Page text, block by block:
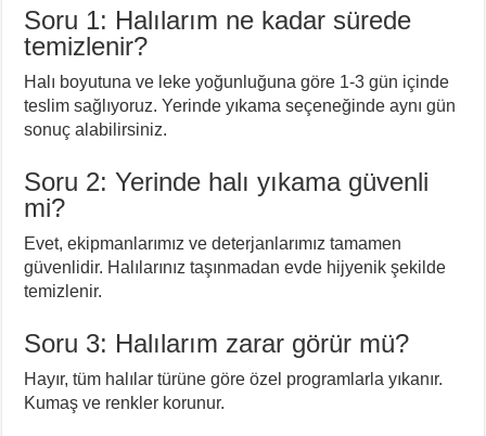
Soru 1: Halılarım ne kadar sürede
temizlenir?
Halı boyutuna ve leke yoğunluğuna göre 1-3 gün içinde
teslim sağlıyoruz. Yerinde yıkama seçeneğinde aynı gün
sonuç alabilirsiniz.
Soru 2: Yerinde halı yıkama güvenli
mi?
Evet, ekipmanlarımız ve deterjanlarımız tamamen
güvenlidir. Halılarınız taşınmadan evde hijyenik şekilde
temizlenir.
Soru 3: Halılarım zarar görür mü?
Hayır, tüm halılar türüne göre özel programlarla yıkanır.
Kumaş ve renkler korunur.